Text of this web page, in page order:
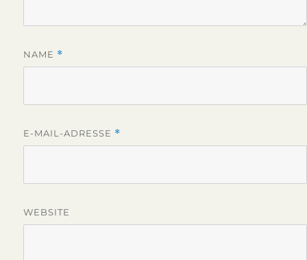
NAME *
E-MAIL-ADRESSE *
WEBSITE